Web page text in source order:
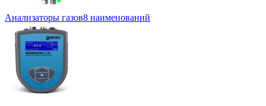
Анализаторы газов8 наименований